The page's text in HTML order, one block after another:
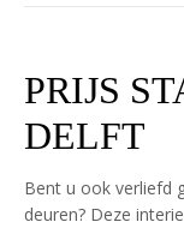
PRIJS
DELFT
Bent u ook verliefd
deuren? Deze